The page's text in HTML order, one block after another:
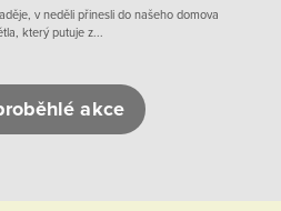
v neděli přinesli do našeho domova
který putuje z...
akce